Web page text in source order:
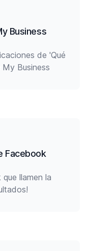
Business
de 'Qué
Business
Facebook
llamen la